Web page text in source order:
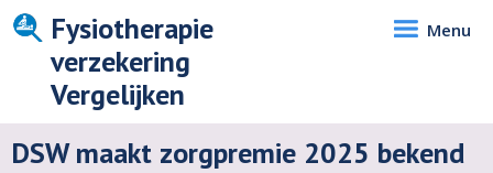
Fysiotherapie
verzekering
Vergelijken
Menu
DSW maakt zorgpremie 2025 bekend